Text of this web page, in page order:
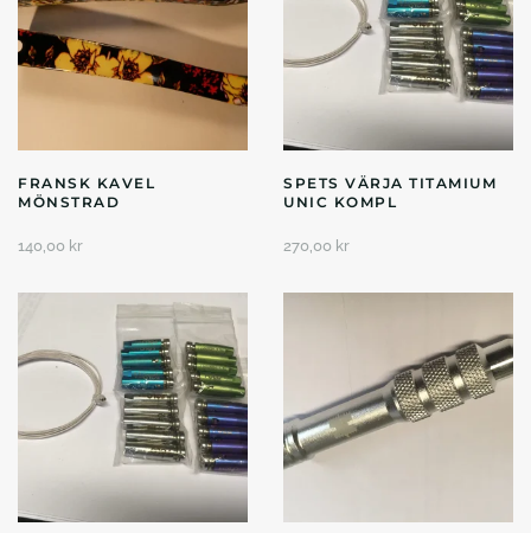
FRANSK KAVEL
MÖNSTRAD
140,00 kr
SPETS VÄRJA TITAMIUM
UNIC KOMPL
270,00 kr